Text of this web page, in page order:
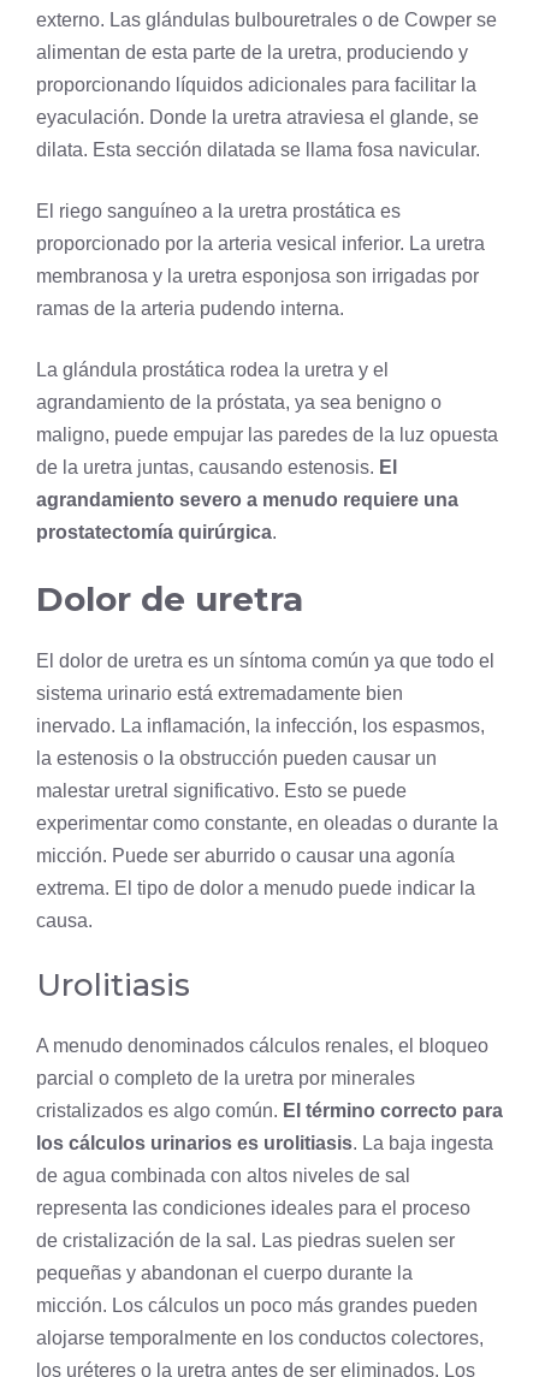
externo. Las glándulas bulbouretrales o de Cowper se
alimentan de esta parte de la uretra, produciendo y
proporcionando líquidos adicionales para facilitar la
eyaculación. Donde la uretra atraviesa el glande, se
dilata. Esta sección dilatada se llama fosa navicular.
El riego sanguíneo a la uretra prostática es
proporcionado por la arteria vesical inferior. La uretra
membranosa y la uretra esponjosa son irrigadas por
ramas de la arteria pudendo interna.
La glándula prostática rodea la uretra y el
agrandamiento de la próstata, ya sea benigno o
maligno, puede empujar las paredes de la luz opuesta
de la uretra juntas, causando estenosis. El
agrandamiento severo a menudo requiere una
prostatectomía quirúrgica.
Dolor de uretra
El dolor de uretra es un síntoma común ya que todo el
sistema urinario está extremadamente bien
inervado. La inflamación, la infección, los espasmos,
la estenosis o la obstrucción pueden causar un
malestar uretral significativo. Esto se puede
experimentar como constante, en oleadas o durante la
micción. Puede ser aburrido o causar una agonía
extrema. El tipo de dolor a menudo puede indicar la
causa.
Urolitiasis
A menudo denominados cálculos renales, el bloqueo
parcial o completo de la uretra por minerales
cristalizados es algo común. El término correcto para
los cálculos urinarios es urolitiasis. La baja ingesta
de agua combinada con altos niveles de sal
representa las condiciones ideales para el proceso
de cristalización de la sal. Las piedras suelen ser
pequeñas y abandonan el cuerpo durante la
micción. Los cálculos un poco más grandes pueden
alojarse temporalmente en los conductos colectores,
los uréteres o la uretra antes de ser eliminados. Los